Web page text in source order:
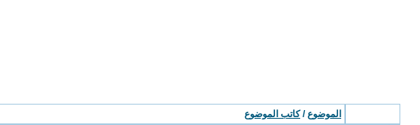
الموضوع/كاتب الموضوع